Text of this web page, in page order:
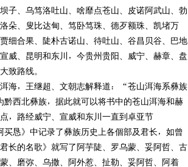
、乌笃洛吐山、啥靡点苍山、皮诺阿武山、勃
朵、叟比达甸、笃卧笃珠、德歹额珠、凯堵万
细合果、陡朴古诺山、待吐山、谷昌贝谷、巴地
威、昆明和东川，今贵州贵阳、威宁、赫章、盘
致路线。
海，王继超、文朝志解释道：“苍山洱海系彝族
西北彝族，据此就可以将书中的苍山洱海和赫
，路经威宁、宣威和东川一直到卓亚节
恳》中记录了彝族历史上各個部及君长，如曾
长的名歌》就写了阿芋陡、罗乌蒙、妥阿哲、古
、磨弥、乌撒、阿外惹、扯勒、妥阿哲、阿着